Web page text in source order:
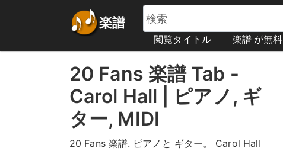
楽譜
閲覧タイトル
楽譜 が無料
20 Fans 楽譜 Tab -
Carol Hall | ピアノ, ギ
ター, MIDI
20 Fans 楽譜. ピアノと ギター。 Carol Hall